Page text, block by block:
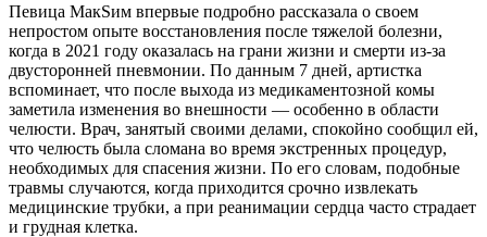
Певица МакSим впервые подробно рассказала о своем
непростом опыте восстановления после тяжелой болезни,
когда в 2021 году оказалась на грани жизни и смерти из-за
двусторонней пневмонии. По данным 7 дней, артистка
вспоминает, что после выхода из медикаментозной комы
заметила изменения во внешности — особенно в области
челюсти. Врач, занятый своими делами, спокойно сообщил ей,
что челюсть была сломана во время экстренных процедур,
необходимых для спасения жизни. По его словам, подобные
травмы случаются, когда приходится срочно извлекать
медицинские трубки, а при реанимации сердца часто страдает
и грудная клетка.